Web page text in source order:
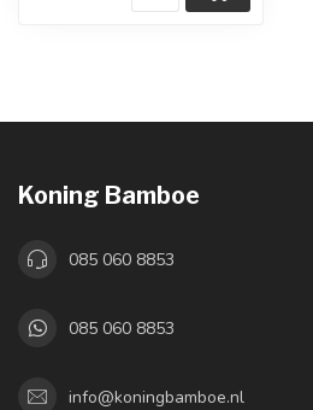
Koning Bamboe
085 060 8853
085 060 8853
info@koningbamboe.nl